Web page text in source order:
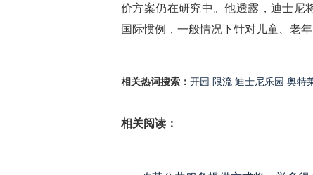
价方案仍在研究中。他透露，迪士尼
国际惯例，一般情况下针对儿童、老
相关热词搜索： 开园 限流 迪士尼乐园 奥特
相关阅读：